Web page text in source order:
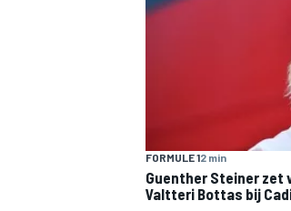
FORMULE 12 min
Guenther Steiner zet
Valtteri Bottas bij